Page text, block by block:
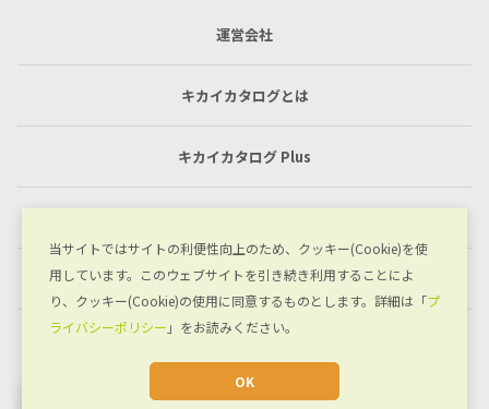
運営会社
キカイカタログとは
キカイカタログ Plus
プライバシーポリシー
お問い合わせ
当サイトではサイトの利便性向上のため、クッキー(Cookie)を使
用しています。このウェブサイトを引き続き利用することによ
り、クッキー(Cookie)の使用に同意するものとします。詳細は「プ
ライバシーポリシー 」をお読みください。
OK